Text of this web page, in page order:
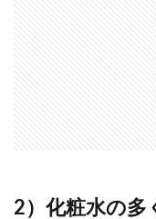
2）化粧水の多